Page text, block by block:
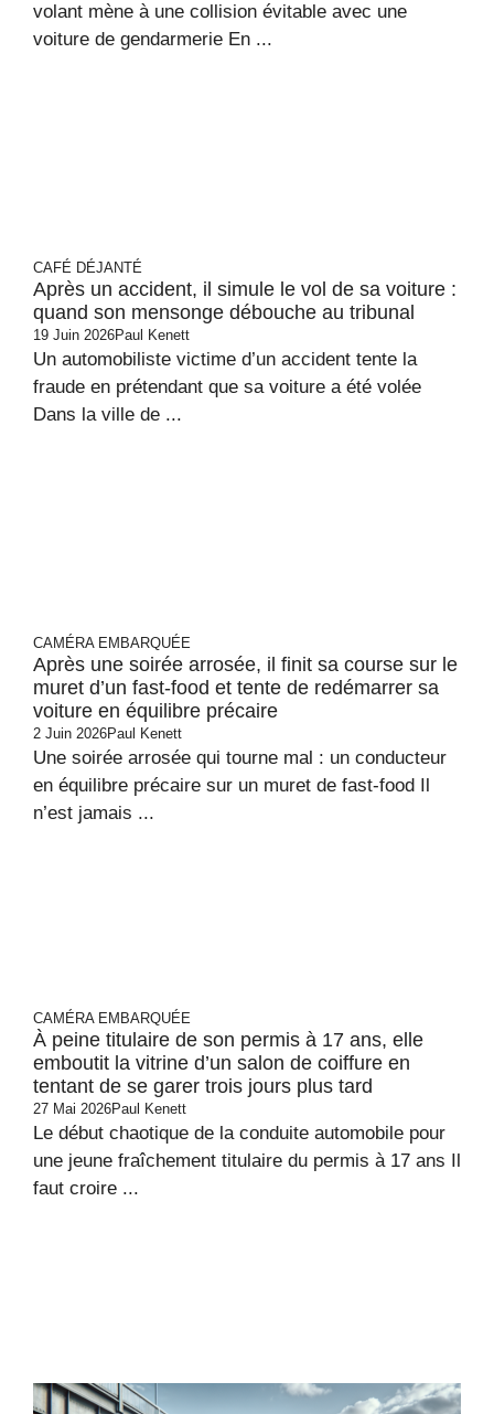
volant mène à une collision évitable avec une
voiture de gendarmerie En ...
CAFÉ DÉJANTÉ
Après un accident, il simule le vol de sa voiture :
quand son mensonge débouche au tribunal
19 Juin 2026Paul Kenett
Un automobiliste victime d’un accident tente la
fraude en prétendant que sa voiture a été volée
Dans la ville de ...
CAMÉRA EMBARQUÉE
Après une soirée arrosée, il finit sa course sur le
muret d’un fast-food et tente de redémarrer sa
voiture en équilibre précaire
2 Juin 2026Paul Kenett
Une soirée arrosée qui tourne mal : un conducteur
en équilibre précaire sur un muret de fast-food Il
n’est jamais ...
CAMÉRA EMBARQUÉE
À peine titulaire de son permis à 17 ans, elle
emboutit la vitrine d’un salon de coiffure en
tentant de se garer trois jours plus tard
27 Mai 2026Paul Kenett
Le début chaotique de la conduite automobile pour
une jeune fraîchement titulaire du permis à 17 ans Il
faut croire ...